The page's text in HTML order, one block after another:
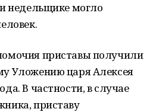
недельщике могло
приставы получили
Уложению царя Алексея
В частности, в случае
приставу